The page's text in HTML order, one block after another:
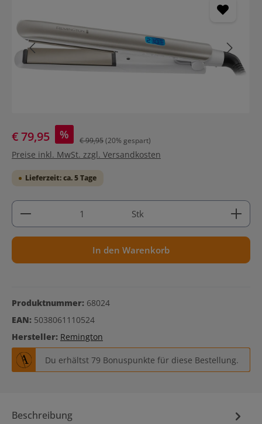
€ 79,95 % € 99,95(20% gespart)
Preise inkl. MwSt. zzgl. Versandkosten
Lieferzeit: ca. 5 Tage
Produkt Anzahl: Gib den gewünschten Wert ein
Stk
In den Warenkorb
Produktnummer: 68024
EAN: 5038061110524
Hersteller: Remington
Du erhältst 79 Bonuspunkte für diese Bestellung.
Beschreibung